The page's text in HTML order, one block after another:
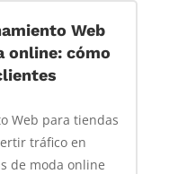
Web
online: cómo
Web para tiendas
tráfico en
de moda online